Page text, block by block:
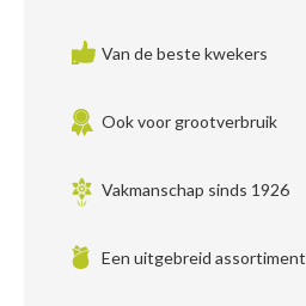
Van de beste kwekers
Ook voor grootverbruik
Vakmanschap sinds 1926
Een uitgebreid assortiment